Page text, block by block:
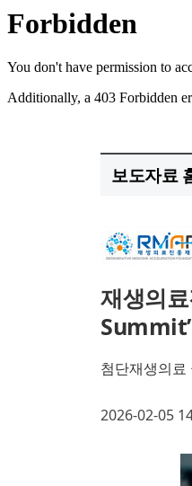
보도자료
재생의
첨단재생의료
2026-02-05